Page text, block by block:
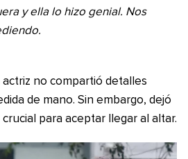
y ella lo hizo genial. Nos
no compartió detalles
de mano. Sin embargo, dejó
para aceptar llegar al altar.